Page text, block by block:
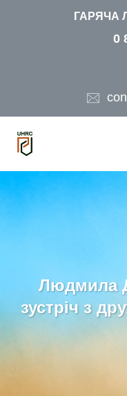
ГАРЯЧА
0
Людмила
зустріч з